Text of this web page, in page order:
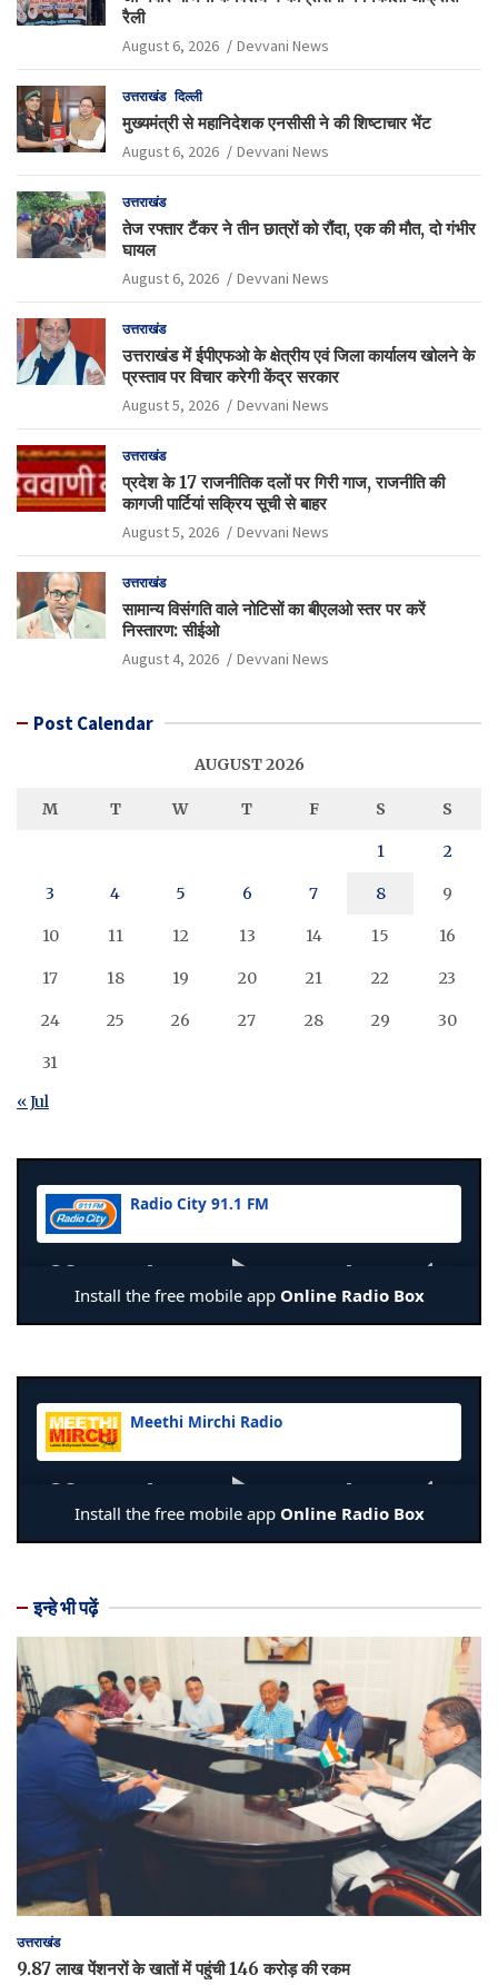
रैली
August 6, 2026 Devvani News
उत्तराखंड दिल्ली
मुख्यमंत्री से महानिदेशक एनसीसी ने की शिष्टाचार भेंट
August 6, 2026 Devvani News
उत्तराखंड
तेज रफ्तार टैंकर ने तीन छात्रों को रौंदा, एक की मौत, दो गंभीर
घायल
August 6, 2026 Devvani News
उत्तराखंड
उत्तराखंड में ईपीएफओ के क्षेत्रीय एवं जिला कार्यालय खोलने के
प्रस्ताव पर विचार करेगी केंद्र सरकार
August 5, 2026 Devvani News
उत्तराखंड
प्रदेश के 17 राजनीतिक दलों पर गिरी गाज, राजनीति की
कागजी पार्टियां सक्रिय सूची से बाहर
August 5, 2026 Devvani News
उत्तराखंड
सामान्य विसंगति वाले नोटिसों का बीएलओ स्तर पर करें
निस्तारण: सीईओ
August 4, 2026 Devvani News
Post Calendar
AUGUST 2026
M T W T F S S
1 2
3 4 5 6 7 8 9
10 11 12 13 14 15 16
17 18 19 20 21 22 23
24 25 26 27 28 29 30
31
« Jul
इन्हे भी पढ़ें
उत्तराखंड
9.87 लाख पेंशनरों के खातों में पहुंची 146 करोड़ की रकम